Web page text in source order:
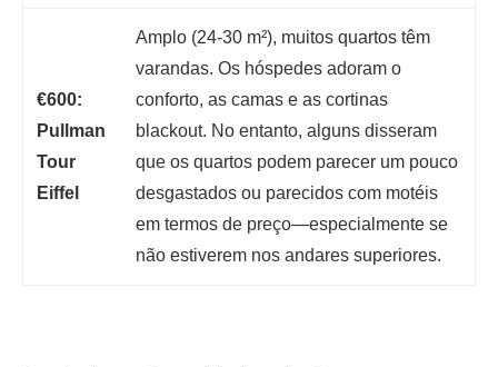
€600:
Pullman
Tour
Eiffel
Amplo (24-30 m²), muitos quartos têm
varandas. Os hóspedes adoram o
conforto, as camas e as cortinas
blackout. No entanto, alguns disseram
que os quartos podem parecer um pouco
desgastados ou parecidos com motéis
em termos de preço—especialmente se
não estiverem nos andares superiores.